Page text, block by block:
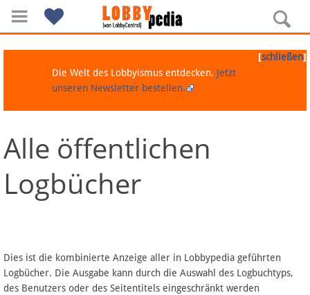
Navigation
Über Lobbypedia
Artikel nach Kategorien
FAQ
[schließen]
Die Welt des Lobbyismus entdecken. Jetzt
unseren Newsletter bestellen.
Alle öffentlichen
Logbücher
Dies ist die kombinierte Anzeige aller in Lobbypedia geführten
Logbücher. Die Ausgabe kann durch die Auswahl des Logbuchtyps,
des Benutzers oder des Seitentitels eingeschränkt werden